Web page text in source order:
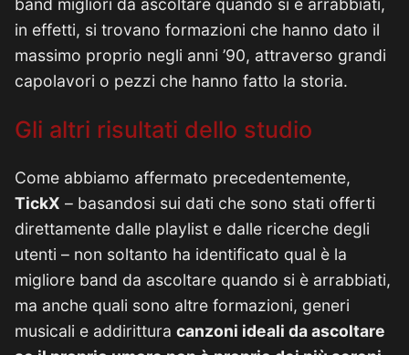
band migliori da ascoltare quando si è arrabbiati,
in effetti, si trovano formazioni che hanno dato il
massimo proprio negli anni ’90, attraverso grandi
capolavori o pezzi che hanno fatto la storia.
Gli altri risultati dello studio
Come abbiamo affermato precedentemente,
TickX – basandosi sui dati che sono stati offerti
direttamente dalle playlist e dalle ricerche degli
utenti – non soltanto ha identificato qual è la
migliore band da ascoltare quando si è arrabbiati,
ma anche quali sono altre formazioni, generi
musicali e addirittura canzoni ideali da ascoltare